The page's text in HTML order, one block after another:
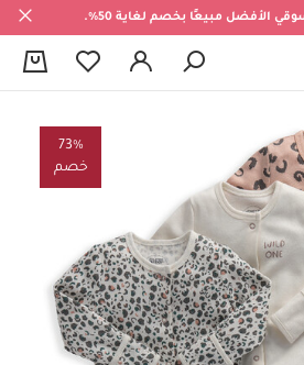
الأفضل مبيعًا بخصم لغاية 50%.
73%
خصم